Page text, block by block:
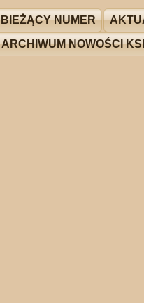
BIEŻĄCY NUMER
ARCHIWUM NOWOŚCI